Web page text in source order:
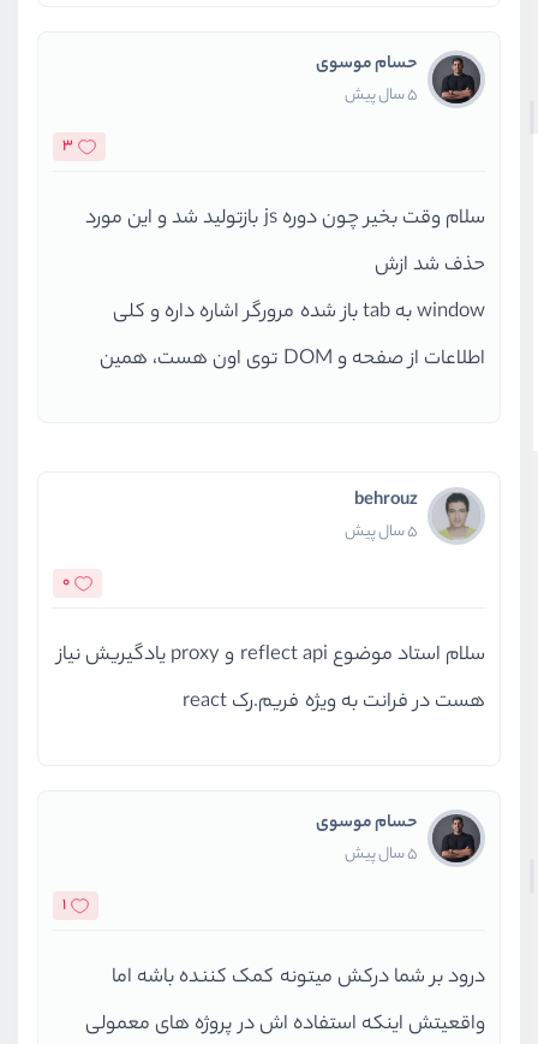
حسام موسوی
5 سال پیش
3
سلام وقت بخیر چون دوره js بازتولید شد و این مورد
حذف شد ازش
window به tab باز شده مرورگر اشاره داره و کلی
اطلاعات از صفحه و DOM توی اون هست، همین
behrouz
5 سال پیش
0
سلام استاد موضوع reflect api و proxy یادگیریش نیاز
هست در فرانت به ویژه فریم.رک react
حسام موسوی
5 سال پیش
1
درود بر شما درکش میتونه کمک کننده باشه اما
واقعیتش اینکه استفاده اش در پروژه های معمولی